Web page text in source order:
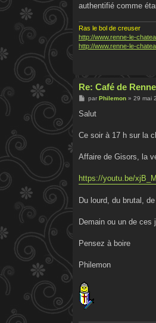
a
authentifié comme
Ras le bol de creuser
http://www.renne-le-
http://www.renne-le-
Re: Café de
M
s
g
par Philemon» 29 mai
Salut
Ce soir à 17 h sur la
Affaire de Gisors, la
https://youtu.be/
Du lourd, du brutal,
Demain ou un de ces
Pensez à boire
Philemon